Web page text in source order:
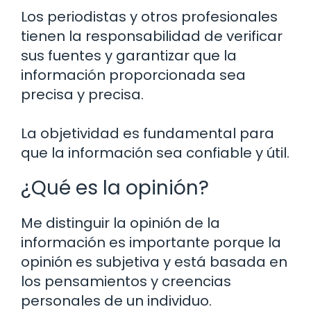
Los periodistas y otros profesionales
tienen la responsabilidad de verificar
sus fuentes y garantizar que la
información proporcionada sea
precisa y precisa.
La objetividad es fundamental para
que la información sea confiable y útil.
¿Qué es la opinión?
Me distinguir la opinión de la
información es importante porque la
opinión es subjetiva y está basada en
los pensamientos y creencias
personales de un individuo.